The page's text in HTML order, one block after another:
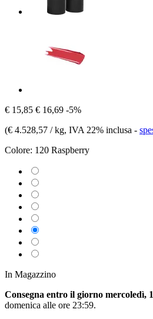
€ 15,85 € 16,69 -5%
(€ 4.528,57 / kg, IVA 22% inclusa -
Colore: 120 Raspberry
In Magazzino
Consegna entro il giorno mercoledì,
domenica alle ore 23:59.